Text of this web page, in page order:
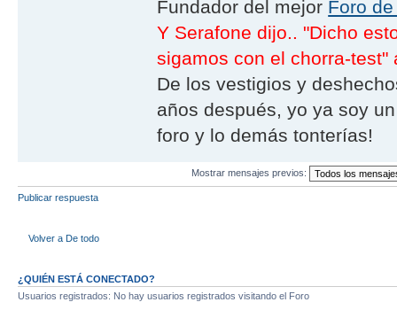
Fundador del mejor Foro
Y Serafone dijo.. "Dicho
sigamos con el chorra-test"
De los vestigios y
años después, yo ya soy
foro y lo demás tonterías!
Mostrar mensajes previos:
Publicar respuesta
Volver a De todo
¿QUIÉN ESTÁ CONECTADO?
Usuarios registrados: No hay usuarios registrados visitando el Foro